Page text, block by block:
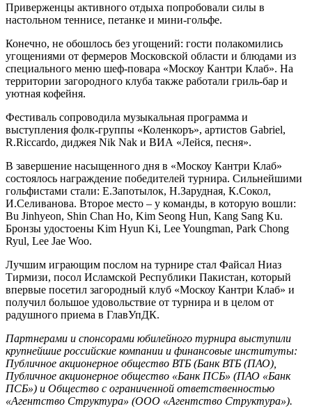
Приверженцы активного отдыха попробовали силы в
настольном теннисе, петанке и мини-гольфе.
Конечно, не обошлось без угощений: гости полакомились
угощениями от фермеров Московской области и блюдами из
специального меню шеф-повара «Москоу Кантри Клаб». На
территории загородного клуба также работали гриль-бар и
уютная кофейня.
Фестиваль сопроводила музыкальная программа и
выступления фолк-группы «Коленкоръ», артистов Gabriel,
R.Ricсardo, диджея Nik Nak и ВИА «Лейся, песня».
В завершение насыщенного дня в «Москоу Кантри Клаб»
состоялось награждение победителей турнира. Сильнейшими
гольфистами стали: Е.Запотылок, Н.Зарудная, К.Сокол,
И.Селиванова. Второе место – у команды, в которую вошли:
Bu Jinhyeon, Shin Chan Ho, Kim Seong Hun, Kang Sang Ku.
Бронзы удостоены Kim Hyun Ki, Lee Youngman, Park Chong
Ryul, Lee Jae Woo.
Лучшим играющим послом на турнире стал Файсал Ниаз
Тирмизи, посол Исламской Республики Пакистан, который
впервые посетил загородный клуб «Москоу Кантри Клаб» и
получил большое удовольствие от турнира и в целом от
радушного приема в ГлавУпДК.
Партнерами и спонсорами юбилейного турнира выступили
крупнейшие российские компании и финансовые институты:
Публичное акционерное общество ВТБ (Банк ВТБ (ПАО),
Публичное акционерное общество «Банк ПСБ» (ПАО «Банк
ПСБ») и Общество с ограниченной ответственностью
«Агентство Структура» (ООО «Агентство Структура»).